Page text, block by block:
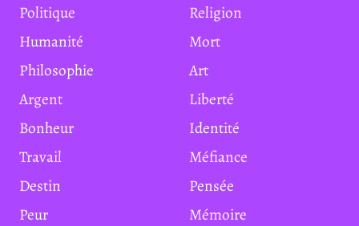
Politique
Religion
Humanité
Mort
Philosophie
Art
Argent
Liberté
Bonheur
Identité
Travail
Méfiance
Destin
Pensée
Peur
Mémoire